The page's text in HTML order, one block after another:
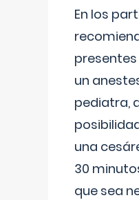
En los
un
pediatra,
una
30
que sea